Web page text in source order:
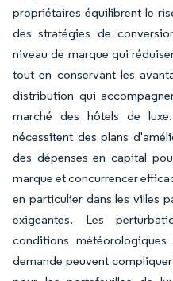
propriétaires équilibrent le
des stratégies de
niveau de marque qui
tout en conservant les
distribution qui
marché des hôtels de
nécessitent des plans
des dépenses en capital
marque et concurrencer
en particulier dans les villes
exigeantes. Les
conditions
demande peuvent